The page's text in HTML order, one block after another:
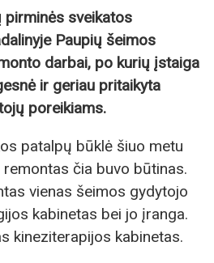
pirminės sveikatos
Paupių šeimos
darbai, po kurių įstaiga
ir geriau pritaikyta
poreikiams.
patalpų būklė šiuo metu
čia buvo būtinas.
vienas šeimos gydytojo
kabinetas bei jo įranga.
kineziterapijos kabinetas.